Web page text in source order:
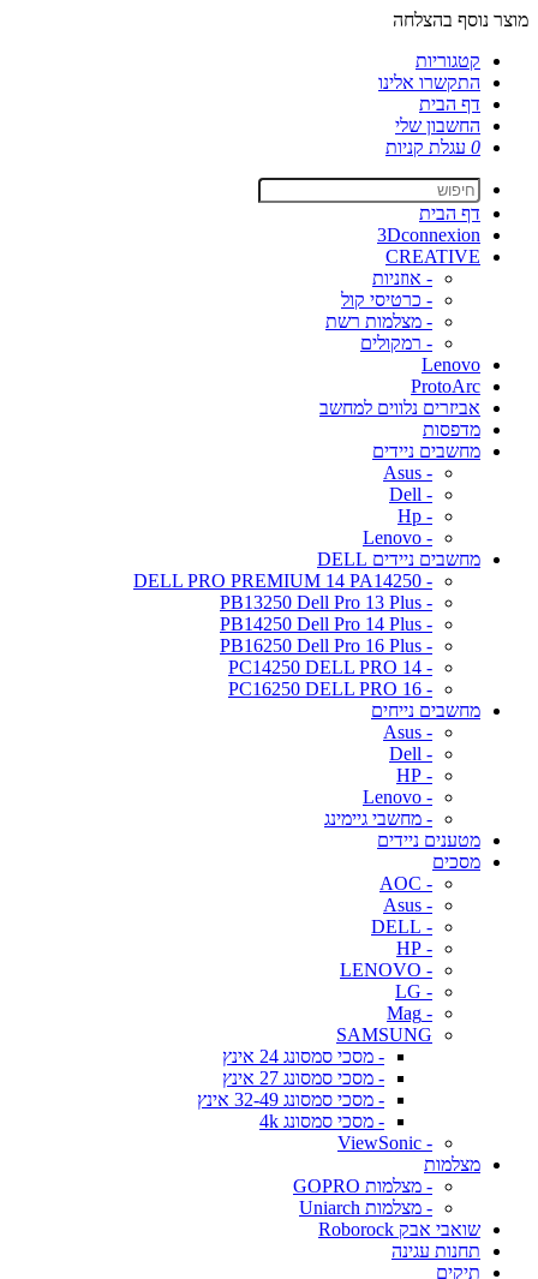
מוצר נוסף בהצלחה
קטגוריות
התקשרו אלינו
דף הבית
החשבון שלי
0 עגלת קניות
דף הבית
3Dconnexion
CREATIVE
- אוזניות
- כרטיסי קול
- מצלמות רשת
- רמקולים
Lenovo
ProtoArc
אביזרים נלווים למחשב
מדפסות
מחשבים ניידים
- Asus
- Dell
- Hp
- Lenovo
מחשבים ניידים DELL
- DELL PRO PREMIUM 14 PA14250
- PB13250 Dell Pro 13 Plus
- PB14250 Dell Pro 14 Plus
- PB16250 Dell Pro 16 Plus
- PC14250 DELL PRO 14
- PC16250 DELL PRO 16
מחשבים נייחים
- Asus
- Dell
- HP
- Lenovo
- מחשבי גיימינג
מטענים ניידים
מסכים
- AOC
- Asus
- DELL
- HP
- LENOVO
- LG
- Mag
SAMSUNG
- מסכי סמסונג 24 אינץ
- מסכי סמסונג 27 אינץ
- מסכי סמסונג 32-49 אינץ
- מסכי סמסונג 4k
- ViewSonic
מצלמות
- מצלמות GOPRO
- מצלמות Uniarch
שואבי אבק Roborock
תחנות עגינה
תיקים